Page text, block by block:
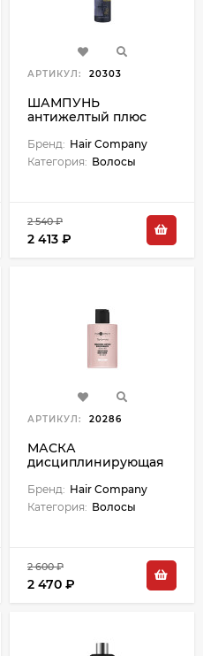
АРТИКУЛ: 20303
ШАМПУНЬ
антижелтый плюс
250 мл
Бренд: Hair Company
Категория: Волосы
2 540 ₽
2 413 ₽
АРТИКУЛ: 20286
МАСКА
дисциплинирующая
- 200 мл
Бренд: Hair Company
Категория: Волосы
2 600 ₽
2 470 ₽